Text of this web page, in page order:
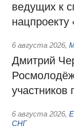
ведущих к
6 августа 2026,
Дмитрий
участников
6 августа 2026,
СНГ